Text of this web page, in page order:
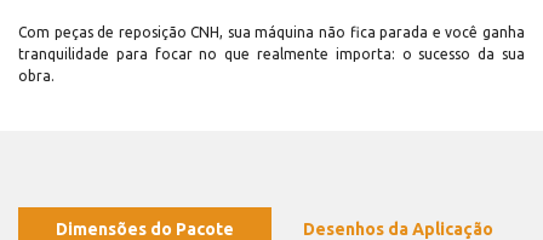
Com peças de reposição CNH, sua máquina não fica parada e você ganha
tranquilidade para focar no que realmente importa: o sucesso da sua
obra.
Dimensões do Pacote Desenhos da Aplicação